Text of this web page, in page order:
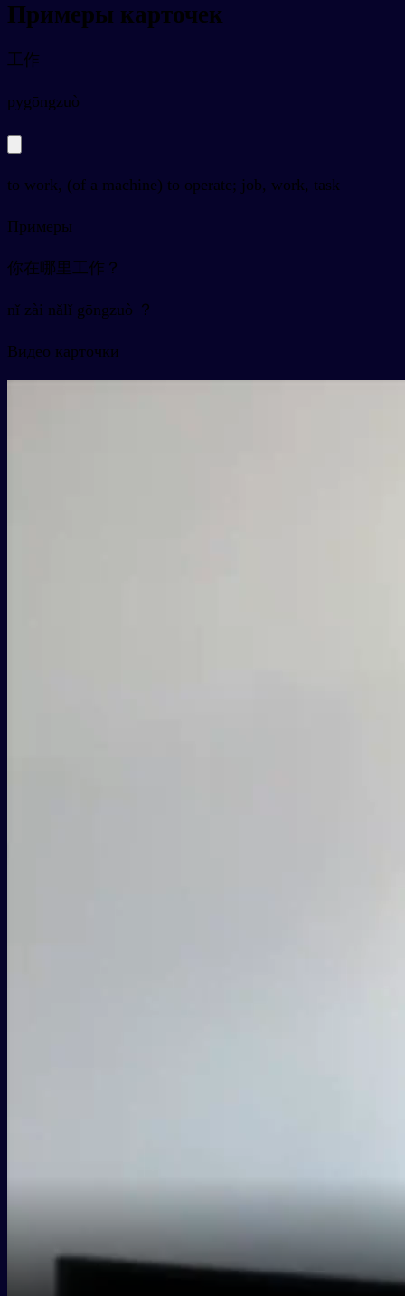
Примеры карточек
工作
pygōngzuò
to work, (of a machine) to operate; job, work, task
Примеры
你在哪里工作？
nǐ zài nǎlǐ gōngzuò ？
Видео карточки